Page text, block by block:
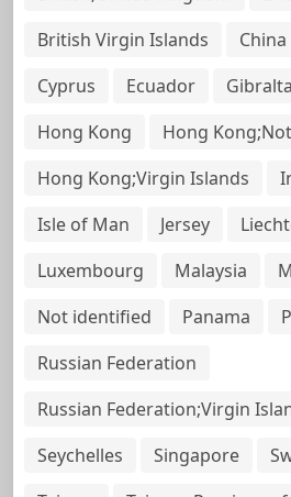
British Virgin Islands
China
Cyprus
Ecuador
Hong Kong
Hong
Hong Kong;Virgin Islands
Isle of Man
Jersey
Luxembourg
Malaysia
Not identified
Panama
Russian Federation
Russian Federation;Virgin
Seychelles
Singapore